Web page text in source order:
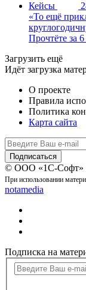
Кейсы
«То ещё
Прочтёте за
Загрузить ещё
Идёт загрузка
О проекте
Правила
Политика
Карта сайта
© ООО «1С-Софт»
При использовании
notamedia
Подписка на